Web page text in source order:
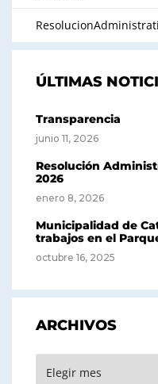
ÚLTIMAS
Transparencia
junio 11, 2026
Resolución
2026
enero 8, 2026
Municipalidad de
trabajos en el
octubre 16, 2025
ARCHIVOS